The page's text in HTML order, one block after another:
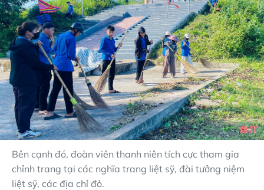
Bên cạnh đó, đoàn viên thanh niên tích cực tham gia
chỉnh trang tại các nghĩa trang liệt sỹ, đài tưởng niệm
liệt sỹ, các địa chỉ đỏ.